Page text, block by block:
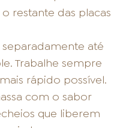
restante das placas
separadamente até
Trabalhe sempre
rápido possível.
com o sabor
que liberem